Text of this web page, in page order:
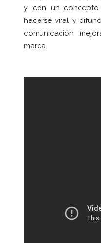
y con un concepto
hacerse viral y
comunicación
marca.